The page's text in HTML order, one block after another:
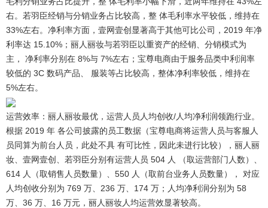
右。若羽臣经销与分销业务占比较高，整 体毛利率水平较低，维持在
33%左右。净利率方面，壹网壹创显著高于其他可比公司，2019 年净
利率达 15.10%；丽人丽妆与若羽臣以重资产的经销、分销模式为
主， 净利率分别在 8%与 7%左右；宝尊电商由于服务品类中利润率
较低的 3C 数码产品、 服装等占比较高，整体净利率较低，维持在
5%左右。
运营效率：丽人丽妆最优，运营人员人均创收/人均净利润领跑行业。
根据 2019 年 各公司披露的员工数据（宝尊电商将运营人员与客服人
员同算为前台人员，此处不具 有可比性，因此未进行比较），丽人丽
妆、壹网壹创、若羽臣分别有运营人员 504 人 （取运营部门人数）、
614 人（取销售人员数量）、550 人（取前台业务人员数量）， 对应
人均创收分别为 769 万、236 万、174 万；人均净利润分别为 58
万、36 万、16 万元，丽人丽妆人均运营效显著较高。